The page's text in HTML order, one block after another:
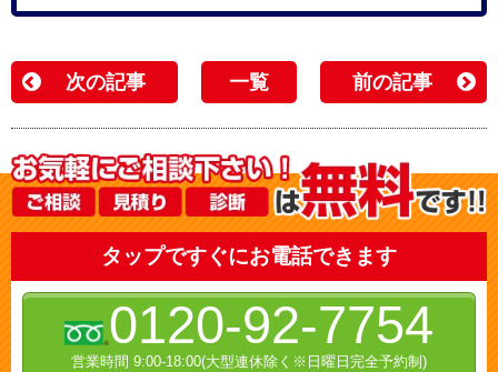
次の記事 一覧 前の記事
タップですぐにお電話できます
0120-92-7754
営業時間 9:00-18:00(大型連休除く※日曜日完全予約制)